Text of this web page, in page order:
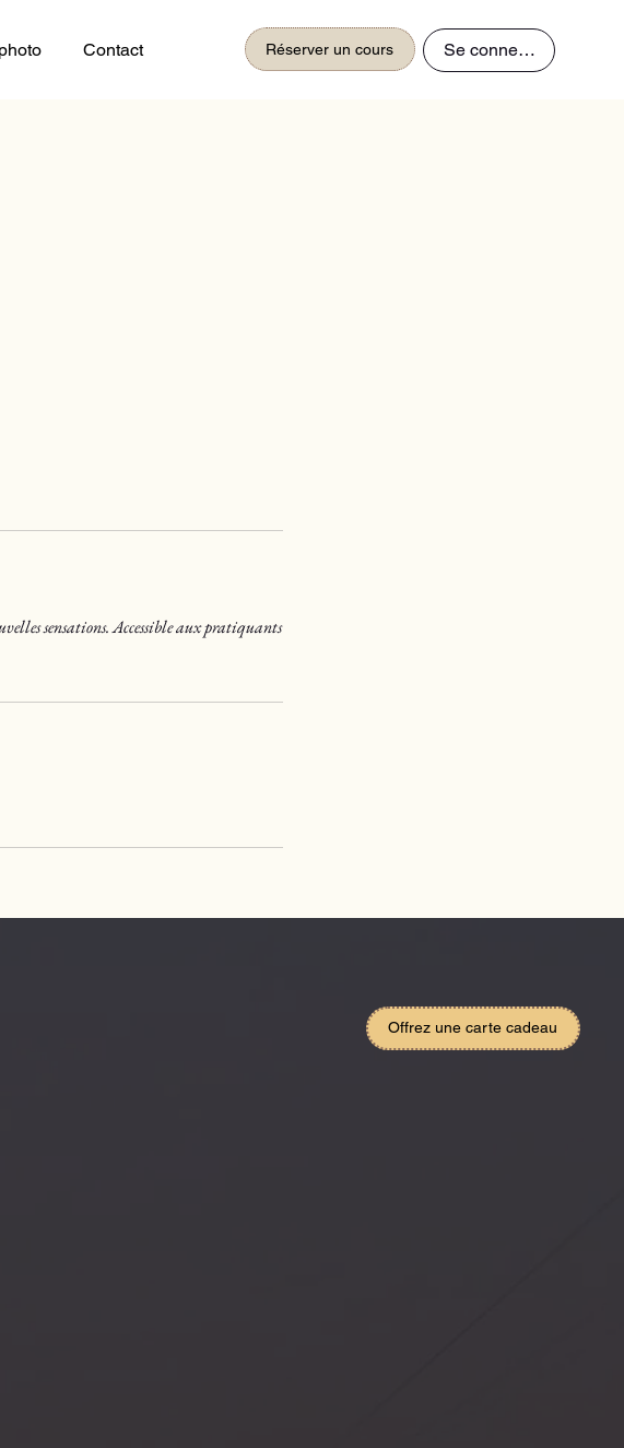
Contact Réserver un cours Se connecter
sensations. Accessible aux pratiquants
Offrez une carte cadeau